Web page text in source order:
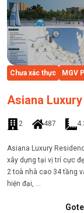
Chưa xác thực MGV
Asiana
2 487
Asiana Luxury
xây dựng tại vị trí cực
2 toà nhà cao 34 tầng
hiện đại, ...